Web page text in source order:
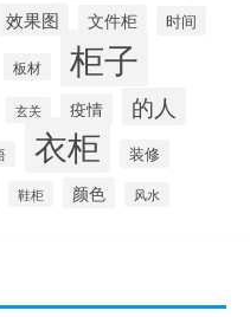
效果图 文件柜 时间
板材 柜子
玄关 疫情 的人
衣柜 装修
鞋柜 颜色 风水